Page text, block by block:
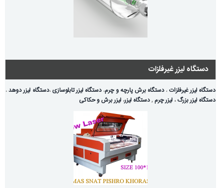
دستگاه لیزر غیرفلزات
دستگاه لیزر غیرفلزات ، دستگاه برش پارچه و چرم، دستگاه لیزر تابلوسازی،دستگاه لیزر دوهد،
دستگاه لیزر بزرگ، لیزر چرم ,دستگاه لیزر، لیزر برش و حکاکی